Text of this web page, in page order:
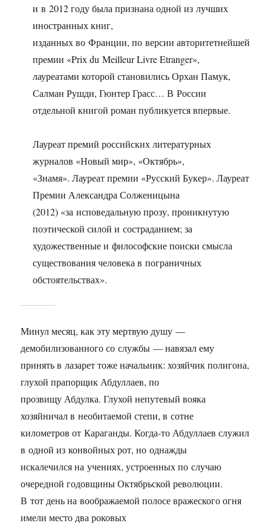
и в 2012 году была признана одной из лучших
иностранных книг,
изданных во Франции, по версии авторитетнейшей
премии «Prix du Meilleur Livre Etranger»,
лауреатами которой становились Орхан Памук,
Салман Рушди, Гюнтер Грасс… В России
отдельной книгой роман публикуется впервые.
Лауреат премий российских литературных
журналов «Новый мир», «Октябрь»,
«Знамя». Лауреат премии «Русский Букер». Лауреат
Премии Александра Солженицына
(2012) «за исповедальную прозу, проникнутую
поэтической силой и состраданием; за
художественные и философские поиски смысла
существования человека в пограничных
обстоятельствах».
Минул месяц, как эту мертвую душу —
демобилизованного со службы — навязал ему
принять в лазарет тоже начальник: хозяйчик полигона,
глухой прапорщик Абдуллаев, по
прозвищу Абдулка. Глухой непутевый вояка
хозяйничал в необитаемой степи, в сотне
километров от Караганды. Когда-то Абдуллаев служил
в одной из конвойных рот, но однажды
искалечился на учениях, устроенных по случаю
очередной годовщины Октябрьской революции.
В тот день на воображаемой полосе вражеского огня
имели место два роковых